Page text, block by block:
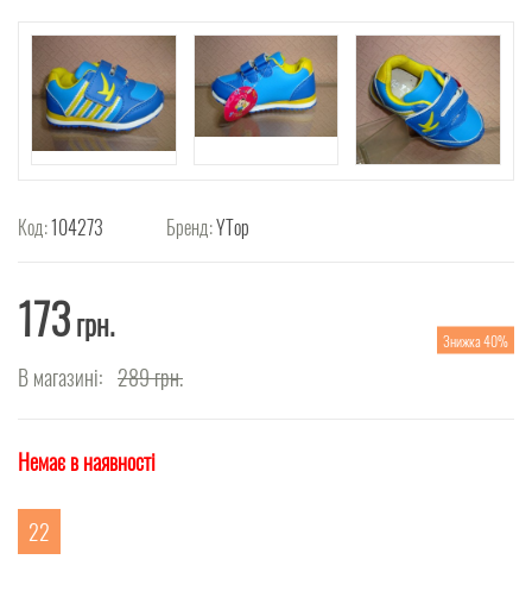
Код:104273 Бренд:YTop
173грн.
В магазині: 289грн.
Знижка 40%
Немає в наявності
22